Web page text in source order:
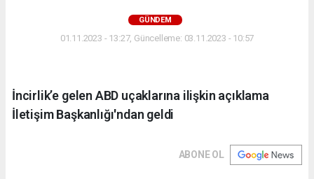
GÜNDEM
01.11.2023 - 13:27, Güncelleme: 03.11.2023 - 10:57
İncirlik’e gelen ABD uçaklarına ilişkin açıklama
İletişim Başkanlığı'ndan geldi
ABONE OL